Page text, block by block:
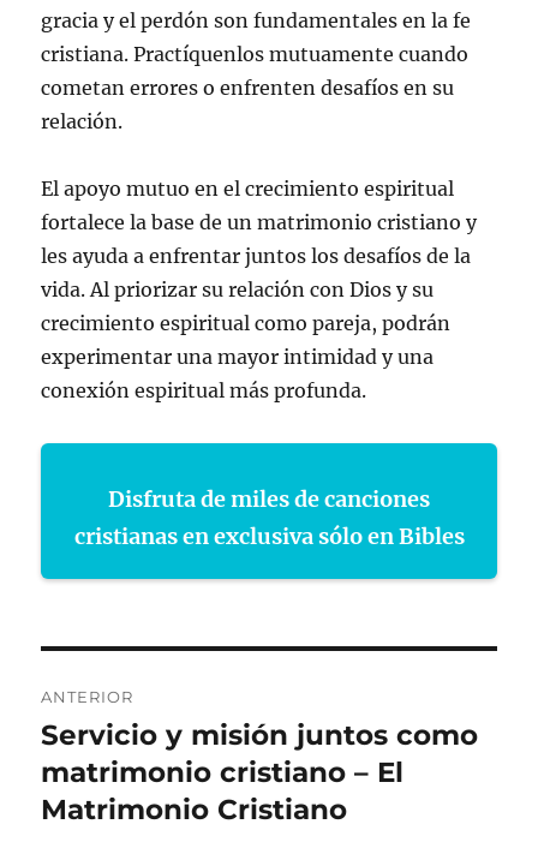
gracia y el perdón son fundamentales en la fe
cristiana. Practíquenlos mutuamente cuando
cometan errores o enfrenten desafíos en su
relación.
El apoyo mutuo en el crecimiento espiritual
fortalece la base de un matrimonio cristiano y
les ayuda a enfrentar juntos los desafíos de la
vida. Al priorizar su relación con Dios y su
crecimiento espiritual como pareja, podrán
experimentar una mayor intimidad y una
conexión espiritual más profunda.
Disfruta de miles de canciones
cristianas en exclusiva sólo en Bibles
de
entradas
ANTERIOR
Entrada
anterior:
Servicio y misión juntos como
matrimonio cristiano – El
Matrimonio Cristiano